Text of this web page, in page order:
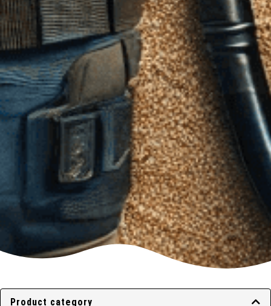
Product category